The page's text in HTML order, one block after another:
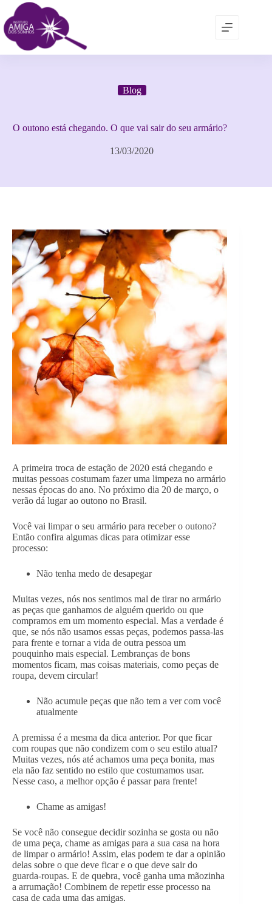
Blog
O outono está chegando. O que vai sair do seu armário?
13/03/2020
A primeira troca de estação de 2020 está chegando e
muitas pessoas costumam fazer uma limpeza no armário
nessas épocas do ano. No próximo dia 20 de março, o
verão dá lugar ao outono no Brasil.
Você vai limpar o seu armário para receber o outono?
Então confira algumas dicas para otimizar esse
processo:
Não tenha medo de desapegar
Muitas vezes, nós nos sentimos mal de tirar no armário
as peças que ganhamos de alguém querido ou que
compramos em um momento especial. Mas a verdade é
que, se nós não usamos essas peças, podemos passa-las
para frente e tornar a vida de outra pessoa um
pouquinho mais especial. Lembranças de bons
momentos ficam, mas coisas materiais, como peças de
roupa, devem circular!
Não acumule peças que não tem a ver com você
atualmente
A premissa é a mesma da dica anterior. Por que ficar
com roupas que não condizem com o seu estilo atual?
Muitas vezes, nós até achamos uma peça bonita, mas
ela não faz sentido no estilo que costumamos usar.
Nesse caso, a melhor opção é passar para frente!
Chame as amigas!
Se você não consegue decidir sozinha se gosta ou não
de uma peça, chame as amigas para a sua casa na hora
de limpar o armário! Assim, elas podem te dar a opinião
delas sobre o que deve ficar e o que deve sair do
guarda-roupas. E de quebra, você ganha uma mãozinha
a arrumação! Combinem de repetir esse processo na
casa de cada uma das amigas.